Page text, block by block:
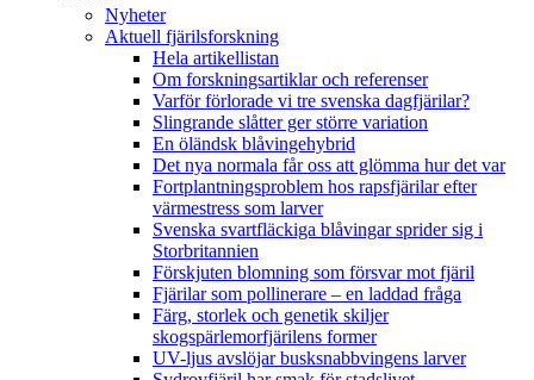
Nyheter
Aktuell fjärilsforskning
Hela artikellistan
Om forskningsartiklar och referenser
Varför förlorade vi tre svenska dagfjärilar?
Slingrande slåtter ger större variation
En öländsk blåvingehybrid
Det nya normala får oss att glömma hur det var
Fortplantningsproblem hos rapsfjärilar efter
värmestress som larver
Svenska svartfläckiga blåvingar sprider sig i
Storbritannien
Förskjuten blomning som försvar mot fjäril
Fjärilar som pollinerare – en laddad fråga
Färg, storlek och genetik skiljer
skogspärlemorfjärilens former
UV-ljus avslöjar busksnabbvingens larver